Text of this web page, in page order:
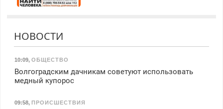
НОВОСТИ
10:09, ОБЩЕСТВО
Волгоградским дачникам советуют использовать
медный купорос
09:58, ПРОИСШЕСТВИЯ